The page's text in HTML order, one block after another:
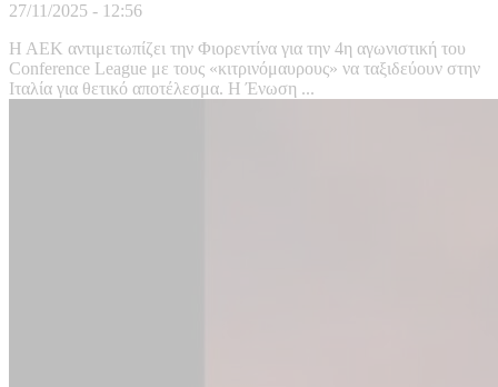
27/11/2025 - 12:56
Η ΑΕΚ αντιμετωπίζει την Φιορεντίνα για την 4η αγωνιστική του
Conference League με τους «κιτρινόμαυρους» να ταξιδεύουν στην
Ιταλία για θετικό αποτέλεσμα. Η Ένωση ...